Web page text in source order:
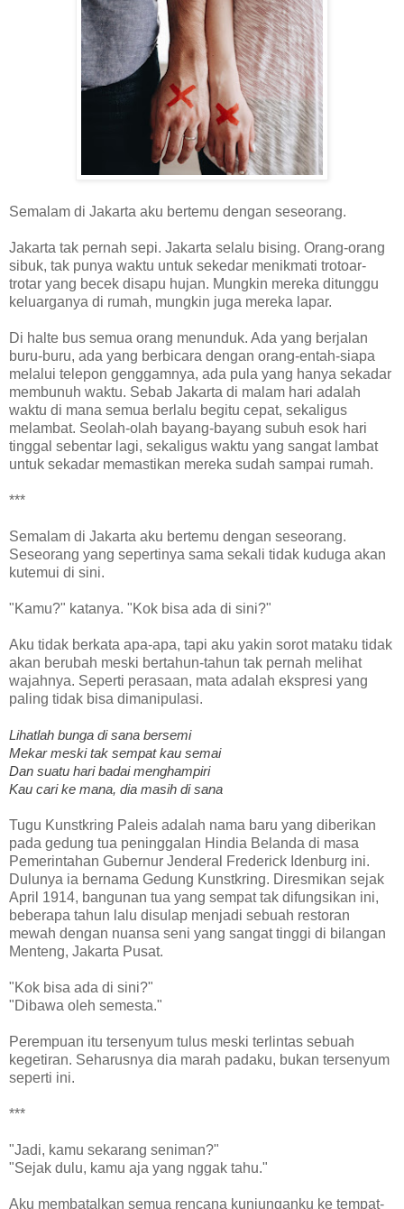
Semalam di Jakarta aku bertemu dengan seseorang.
Jakarta tak pernah sepi. Jakarta selalu bising. Orang-orang
sibuk, tak punya waktu untuk sekedar menikmati trotoar-
trotar yang becek disapu hujan. Mungkin mereka ditunggu
keluarganya di rumah, mungkin juga mereka lapar.
Di halte bus semua orang menunduk. Ada yang berjalan
buru-buru, ada yang berbicara dengan orang-entah-siapa
melalui telepon genggamnya, ada pula yang hanya sekadar
membunuh waktu. Sebab Jakarta di malam hari adalah
waktu di mana semua berlalu begitu cepat, sekaligus
melambat. Seolah-olah bayang-bayang subuh esok hari
tinggal sebentar lagi, sekaligus waktu yang sangat lambat
untuk sekadar memastikan mereka sudah sampai rumah.
***
Semalam di Jakarta aku bertemu dengan seseorang.
Seseorang yang sepertinya sama sekali tidak kuduga akan
kutemui di sini.
"Kamu?" katanya. "Kok bisa ada di sini?"
Aku tidak berkata apa-apa, tapi aku yakin sorot mataku tidak
akan berubah meski bertahun-tahun tak pernah melihat
wajahnya. Seperti perasaan, mata adalah ekspresi yang
paling tidak bisa dimanipulasi.
Lihatlah bunga di sana bersemi
Mekar meski tak sempat kau semai
Dan suatu hari badai menghampiri
Kau cari ke mana, dia masih di sana
Tugu Kunstkring Paleis adalah nama baru yang diberikan
pada gedung tua peninggalan Hindia Belanda di masa
Pemerintahan Gubernur Jenderal Frederick Idenburg ini.
Dulunya ia bernama Gedung Kunstkring. Diresmikan sejak
April 1914, bangunan tua yang sempat tak difungsikan ini,
beberapa tahun lalu disulap menjadi sebuah restoran
mewah dengan nuansa seni yang sangat tinggi di bilangan
Menteng, Jakarta Pusat.
"Kok bisa ada di sini?"
"Dibawa oleh semesta."
Perempuan itu tersenyum tulus meski terlintas sebuah
kegetiran. Seharusnya dia marah padaku, bukan tersenyum
seperti ini.
***
"Jadi, kamu sekarang seniman?"
"Sejak dulu, kamu aja yang nggak tahu."
Aku membatalkan semua rencana kunjunganku ke tempat-